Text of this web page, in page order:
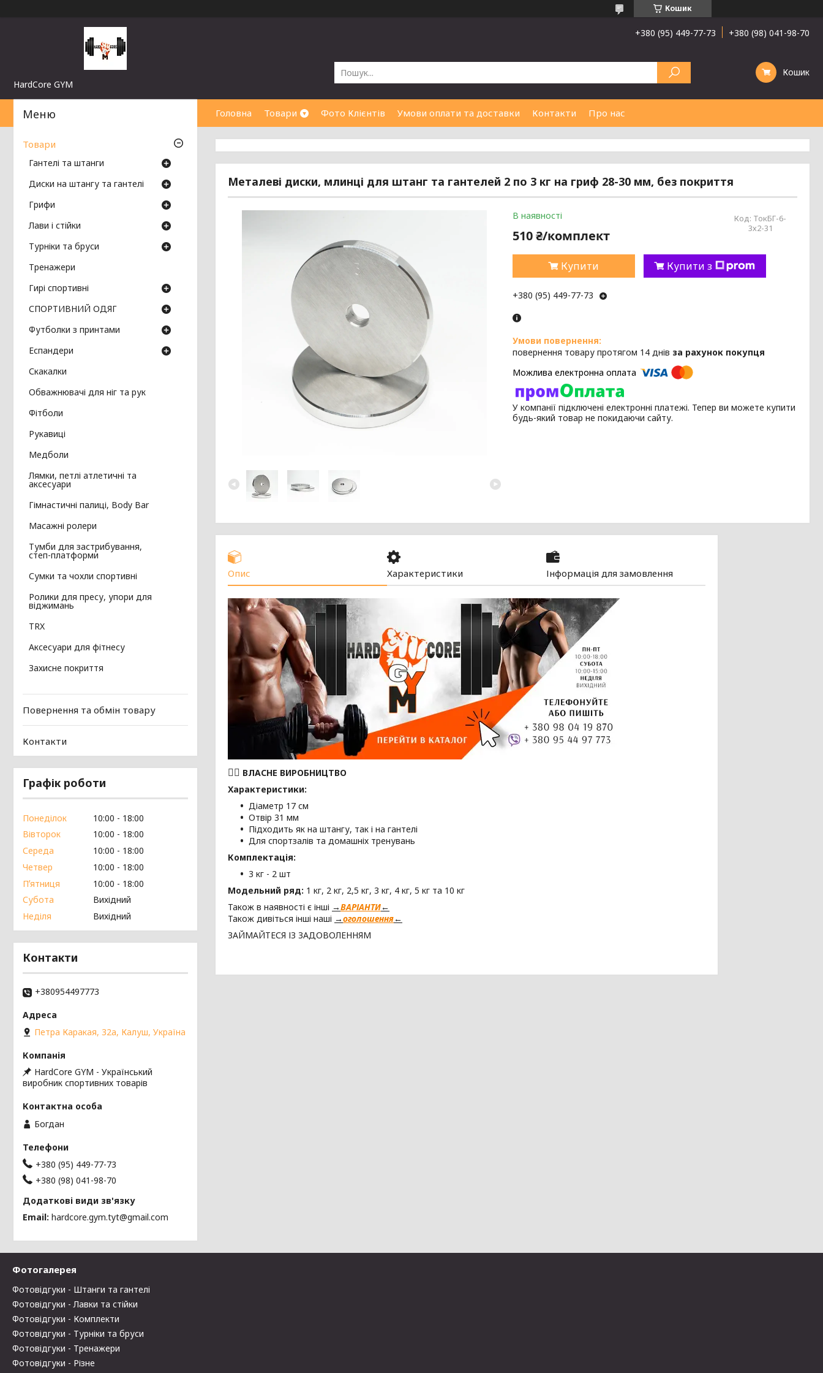
Кошик
HardCore GYM
+380 (95) 449-77-73 +380 (98) 041-98-70
Кошик
Головна Товари Фото Клієнтів Умови оплати та доставки Контакти Про нас
Металеві диски, млинці для штанг та гантелей 2 по 3 кг на гриф 28-30 мм, без покриття
В наявності Код: ТокБГ-6-
3х2-31
510 ₴/комплект
Купити Купити з
+380 (95) 449-77-73
повернення товару протягом 14 днів за рахунок покупця
У компанії підключені електронні платежі. Тепер ви можете купити
будь-який товар не покидаючи сайту.
Опис Характеристики Інформація для замовлення
🏋️‍♂️ ВЛАСНЕ ВИРОБНИЦТВО
Характеристики:
Діаметр 17 см
Отвір 31 мм
Підходить як на штангу, так і на гантелі
Для спортзалів та домашніх тренувань
Комплектація:
3 кг - 2 шт
Модельний ряд: 1 кг, 2 кг, 2,5 кг, 3 кг, 4 кг, 5 кг та 10 кг
Також в наявності є інші →ВАРІАНТИ←
Також дивіться інші наші →оголошення←
ЗАЙМАЙТЕСЯ ІЗ ЗАДОВОЛЕННЯМ
Товари
Гантелі та штанги
Диски на штангу та гантелі
Грифи
Лави і стійки
Турніки та бруси
Тренажери
Гирі спортивні
СПОРТИВНИЙ ОДЯГ
Футболки з принтами
Еспандери
Скакалки
Обважнювачі для ніг та рук
Фітболи
Рукавиці
Медболи
Лямки, петлі атлетичні та
аксесуари
Гімнастичні палиці, Body Bar
Масажні ролери
Тумби для застрибування,
степ-платформи
Сумки та чохли спортивні
Ролики для пресу, упори для
віджимань
TRX
Аксесуари для фітнесу
Захисне покриття
Повернення та обмін товару
Контакти
Графік роботи
Понеділок 10:00
18:00
Вівторок
10:00
18:00
Середа
10:00
18:00
Четвер
10:00
18:00
Пʼятниця
10:00
18:00
Субота
Вихідний
Неділя
Вихідний
Контакти
+380954497773
Петра Каракая, 32а, Калуш, Україна
HardCore GYM - Український
виробник спортивних товарів
Богдан
+380 (95) 449-77-73
+380 (98) 041-98-70
Email hardcore.gym.tyt@gmail.com
Фотогалерея
Фотовідгуки - Штанги та гантелі
Фотовідгуки - Лавки та стійки
Фотовідгуки - Комплекти
Фотовідгуки - Турніки та бруси
Фотовідгуки - Тренажери
Фотовідгуки - Різне